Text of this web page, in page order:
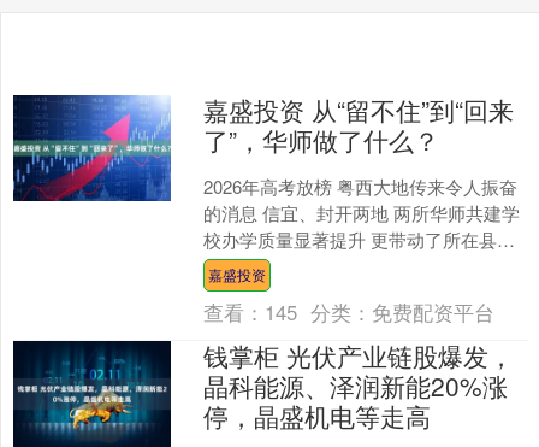
嘉盛投资 从“留不住”到“回来
了”，华师做了什么？
2026年高考放榜 粤西大地传来令人振奋
的消息 信宜、封开两地 两所华师共建学
校办学质量显著提升 更带动了所在县域
高中教育的整体发展 信宜、封开——两
座地处粤西....
嘉盛投资
查看： 145 分类： 免费配资平台
钱掌柜 光伏产业链股爆发，
晶科能源、泽润新能20%涨
停，晶盛机电等走高